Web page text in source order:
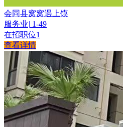
会同县窝窝遇上馍
服务业| 1-49
在招职位1
查看详情